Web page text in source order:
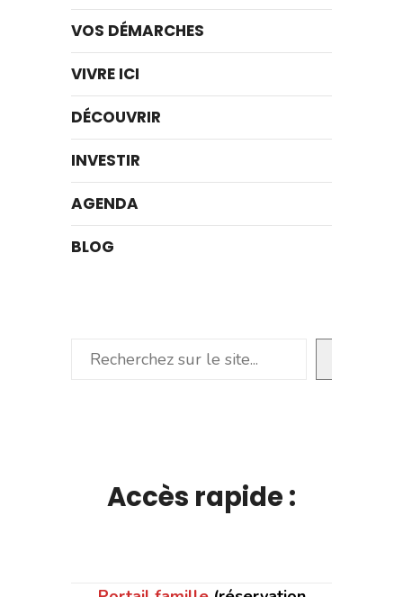
VOS DÉMARCHES
VIVRE ICI
DÉCOUVRIR
INVESTIR
AGENDA
BLOG
Rechercher
Accès rapide :